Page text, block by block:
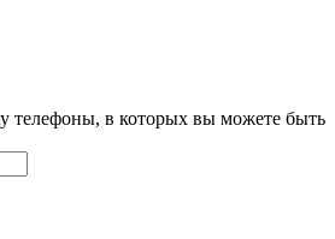
телефоны, в которых вы можете быть